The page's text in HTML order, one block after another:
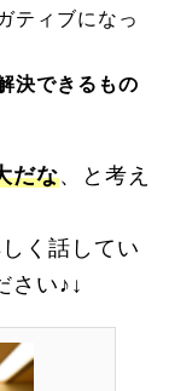
ティブになっ
決できるもの
だな、と考え
く話してい
さい♪↓